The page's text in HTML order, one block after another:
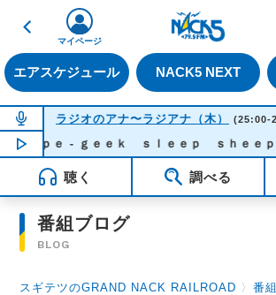
戻る
エアスケジュール NACK5 NEXT
マイページ
NOW ON AIR
ラジオのアナ〜ラジアナ（木） (25:00-
NOW PLAYING 04:10
- ｇｅｅｋ ｓｌｅｅｐ ｓｈｅｅｐ
聴く 調べる
番組ブログ
BLOG
スギテツのGRAND NACK RAILROAD 〉番